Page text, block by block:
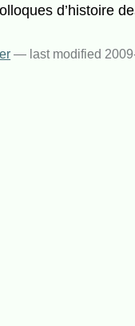
d’histoire
— last modified